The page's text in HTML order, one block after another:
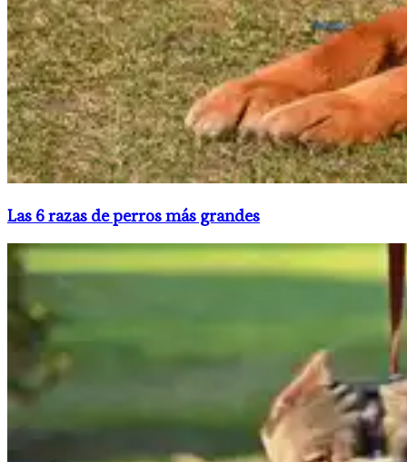
Las 6 razas de perros más grandes